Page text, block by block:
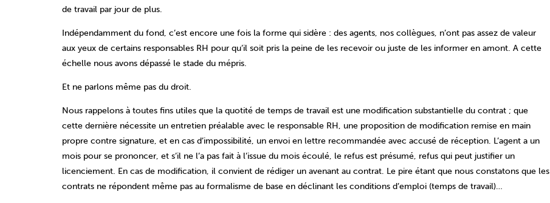
de travail par jour de plus.
Indépendamment du fond, c’est encore une fois la forme qui sidère : des agents, nos collègues, n’ont pas assez de valeur
aux yeux de certains responsables RH pour qu’il soit pris la peine de les recevoir ou juste de les informer en amont. A cette
échelle nous avons dépassé le stade du mépris.
Et ne parlons même pas du droit.
Nous rappelons à toutes fins utiles que la quotité de temps de travail est une modification substantielle du contrat ; que
cette dernière nécessite un entretien préalable avec le responsable RH, une proposition de modification remise en main
propre contre signature, et en cas d’impossibilité, un envoi en lettre recommandée avec accusé de réception. L’agent a un
mois pour se prononcer, et s’il ne l’a pas fait à l’issue du mois écoulé, le refus est présumé, refus qui peut justifier un
licenciement. En cas de modification, il convient de rédiger un avenant au contrat. Le pire étant que nous constatons que les
contrats ne répondent même pas au formalisme de base en déclinant les conditions d’emploi (temps de travail)…